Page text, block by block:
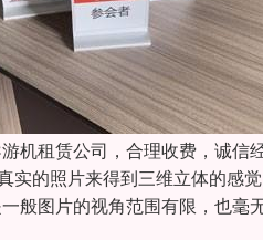
机租赁公司，合理收费，诚信
实的照片来得到三维立体的感
般图片的视角范围有限，也